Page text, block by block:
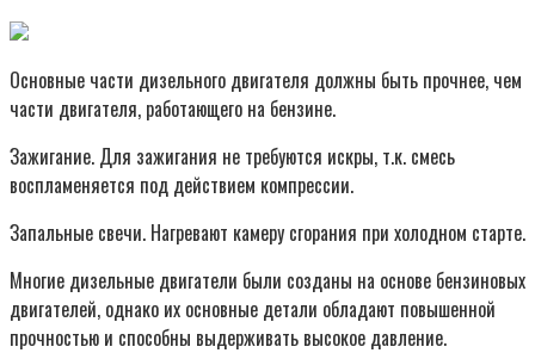
Основные части дизельного двигателя должны быть прочнее, чем
части двигателя, работающего на бензине.
Зажигание. Для зажигания не требуются искры, т.к. смесь
воспламеняется под действием компрессии.
Запальные свечи. Нагревают камеру сгорания при холодном старте.
Многие дизельные двигатели были созданы на основе бензиновых
двигателей, однако их основные детали обладают повышенной
прочностью и способны выдерживать высокое давление.